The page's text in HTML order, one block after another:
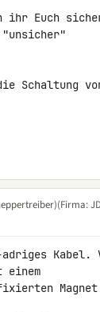
ihr Euch
Schaltung
(Firma:
Kabel.
einem